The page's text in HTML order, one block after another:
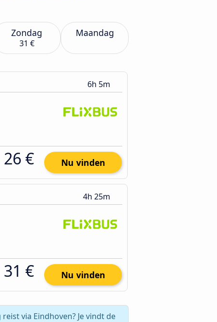
Zondag
31 €
Maandag
6h 5m
26 € Nu vinden
4h 25m
31 € Nu vinden
via Eindhoven? Je vindt de